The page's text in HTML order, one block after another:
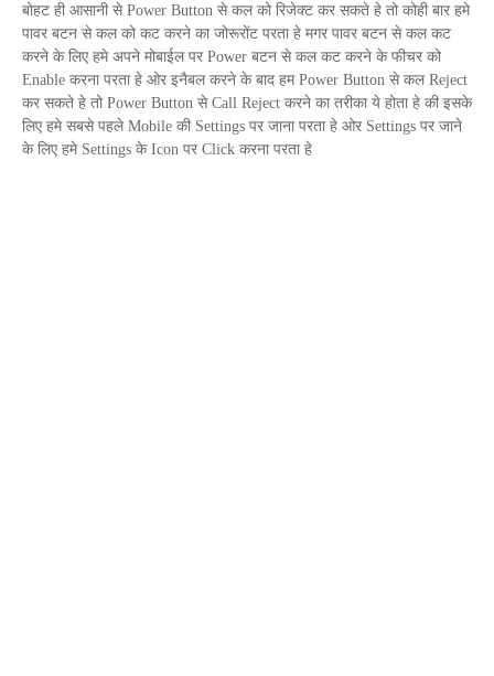
बोहट ही आसानी से Power Button से कल को रिजेक्ट कर सकते हे तो कोही बार हमे
पावर बटन से कल को कट करने का जोरूरोंट परता हे मगर पावर बटन से कल कट
करने के लिए हमे अपने मोबाईल पर Power बटन से कल कट करने के फीचर को
Enable करना परता हे ओर इनैबल करने के बाद हम Power Button से कल Reject
कर सकते हे तो Power Button से Call Reject करने का तरीका ये होता हे की इसके
लिए हमे सबसे पहले Mobile की Settings पर जाना परता हे ओर Settings पर जाने
के लिए हमे Settings के Icon पर Click करना परता हे